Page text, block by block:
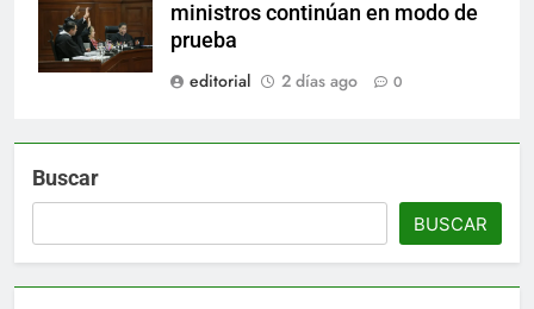
ministros continúan en modo de
prueba
editorial
2 días ago 0
Buscar
BUSCAR